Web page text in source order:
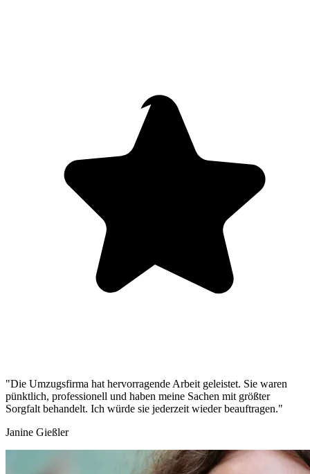
"Die Umzugsfirma hat hervorragende Arbeit geleistet. Sie waren
pünktlich, professionell und haben meine Sachen mit größter
Sorgfalt behandelt. Ich würde sie jederzeit wieder beauftragen."
Janine Gießler